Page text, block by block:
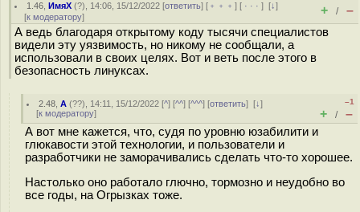
1.46 ,ИмяХ (?), 14:06, 15/12/2022 [ответить] [ ﹢﹢﹢] [ · · ·][↓]
[к модератору] + / –
А ведь благодаря открытому коду тысячи специалистов
видели эту уязвимость, но никому не сообщали, а
использовали в своих целях. Вот и веть после этого в
безопасность линуксах.
2.48 ,А (??), 14:11, 15/12/2022 [^] [^^] [^^^] [ответить][↓]
[к модератору]
–1
+ / –
А вот мне кажется, что, судя по уровню юзабилити и
глюкавости этой технологии, и пользователи и
разработчики не заморачивались сделать что-то хорошее.
Настолько оно работало глючно, тормозно и неудобно во
все годы, на Огрызках тоже.